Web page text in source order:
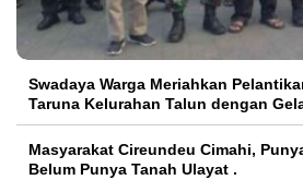
Swadaya Warga Meriahkan
Taruna Kelurahan Talun dengan
Masyarakat Cireundeu Cimahi,
Belum Punya Tanah Ulayat .